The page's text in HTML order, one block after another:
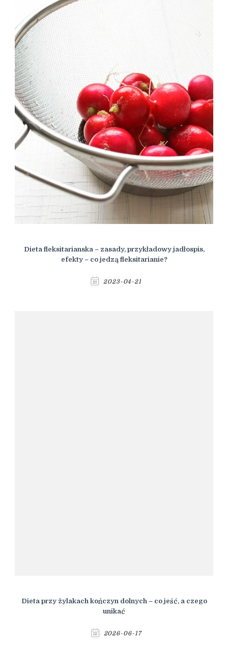
Dieta fleksitarianska – zasady, przykładowy jadłospis,
efekty – co jedzą fleksitarianie?
2023-04-21
Dieta przy żylakach kończyn dolnych – co jeść, a czego
unikać
2026-06-17